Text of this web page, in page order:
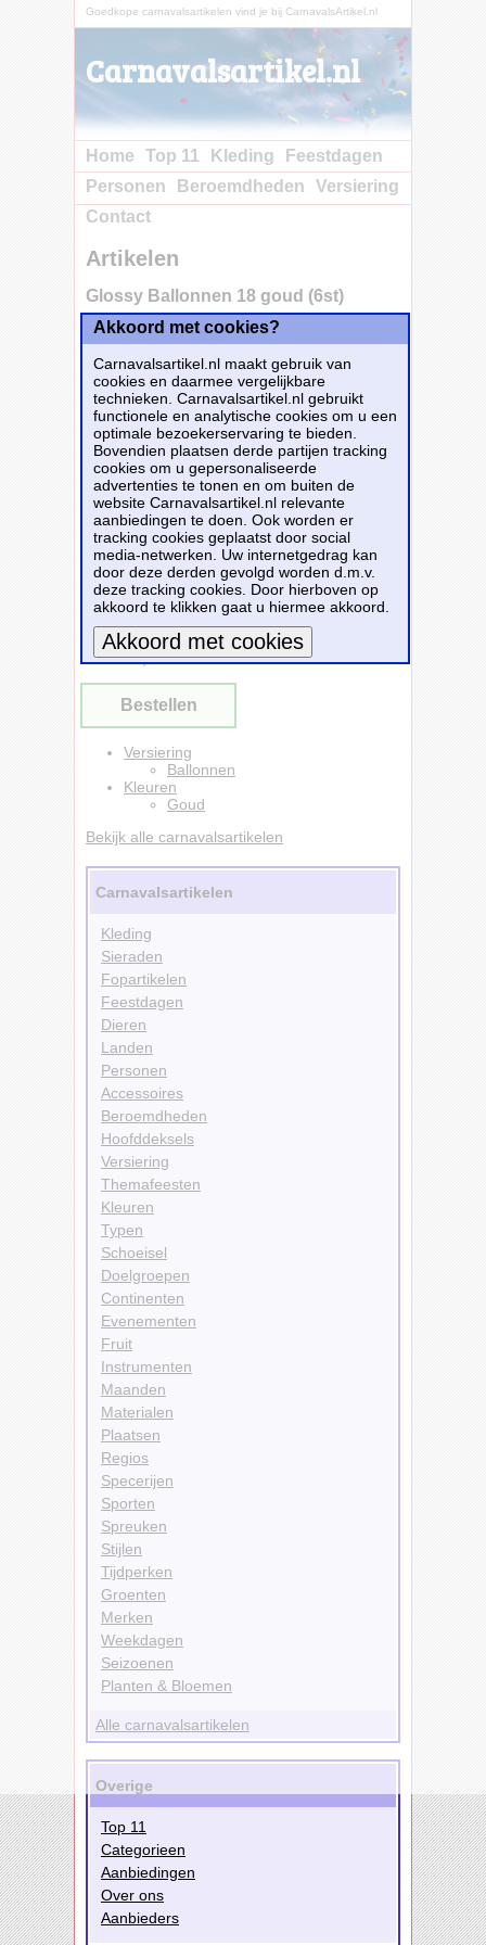
Goedkope carnavalsartikelen vind je bij CarnavalsArtikel.nl
Carnavalsartikel.nl
Home Top 11 Kleding
Feestdagen
Personen
Beroemdheden
Versiering
Contact
Artikelen
Glossy Ballonnen 18 goud (6st)
Glossy Ballonnen 18 goud (6st) - Feestbazaar
- Vóór 13:00 uur besteld, morgen in huis!
Dit carnavalsartikelGlossy Ballonnen 18
goud (6st)is te bestellen bijFeestbazaar.nl
voor€ 3,98.
Bestellen
Versiering
Ballonnen
Kleuren
Goud
Bekijk alle carnavalsartikelen
Carnavalsartikelen
Kleding
Sieraden
Fopartikelen
Feestdagen
Dieren
Landen
Personen
Accessoires
Beroemdheden
Hoofddeksels
Versiering
Themafeesten
Kleuren
Typen
Schoeisel
Doelgroepen
Continenten
Evenementen
Fruit
Instrumenten
Maanden
Materialen
Plaatsen
Regios
Specerijen
Sporten
Spreuken
Stijlen
Tijdperken
Groenten
Merken
Weekdagen
Seizoenen
Planten & Bloemen
Alle carnavalsartikelen
Overige
Top 11
Categorieen
Aanbiedingen
Over ons
Aanbieders
Akkoord met cookies?
Carnavalsartikel.nl maakt gebruik van
cookies en daarmee vergelijkbare
technieken. Carnavalsartikel.nl gebruikt
functionele en analytische cookies om u een
optimale bezoekerservaring te bieden.
Bovendien plaatsen derde partijen tracking
cookies om u gepersonaliseerde
advertenties te tonen en om buiten de
website Carnavalsartikel.nl relevante
aanbiedingen te doen. Ook worden er
tracking cookies geplaatst door social
media-netwerken. Uw internetgedrag kan
door deze derden gevolgd worden d.m.v.
deze tracking cookies. Door hierboven op
akkoord te klikken gaat u hiermee akkoord.